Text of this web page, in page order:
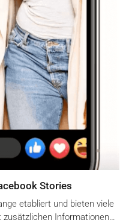
Stories
etabliert und bieten viele
zusätzlichen Informationen…